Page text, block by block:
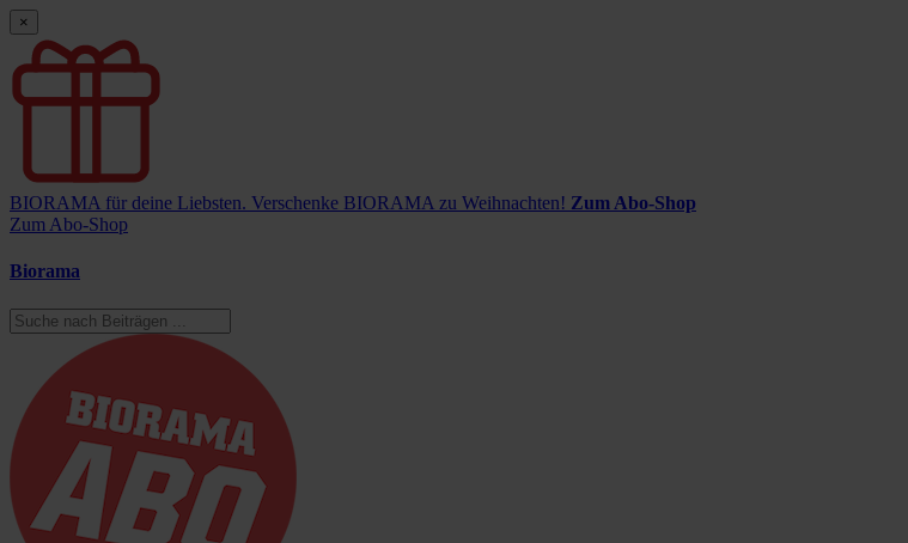
×
BIORAMA für deine Liebsten. Verschenke BIORAMA zu Weihnachten! Zum Abo-Shop
Zum Abo-Shop
Biorama